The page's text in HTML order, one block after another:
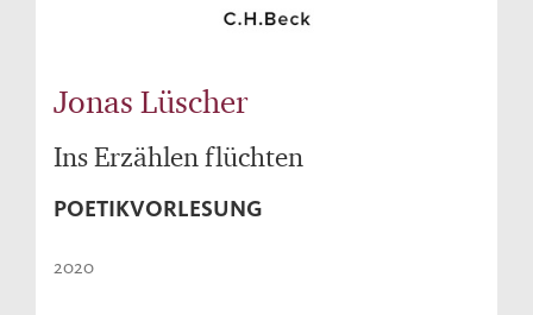
Jonas Lüscher
Ins Erzählen flüchten
POETIKVORLESUNG
2020